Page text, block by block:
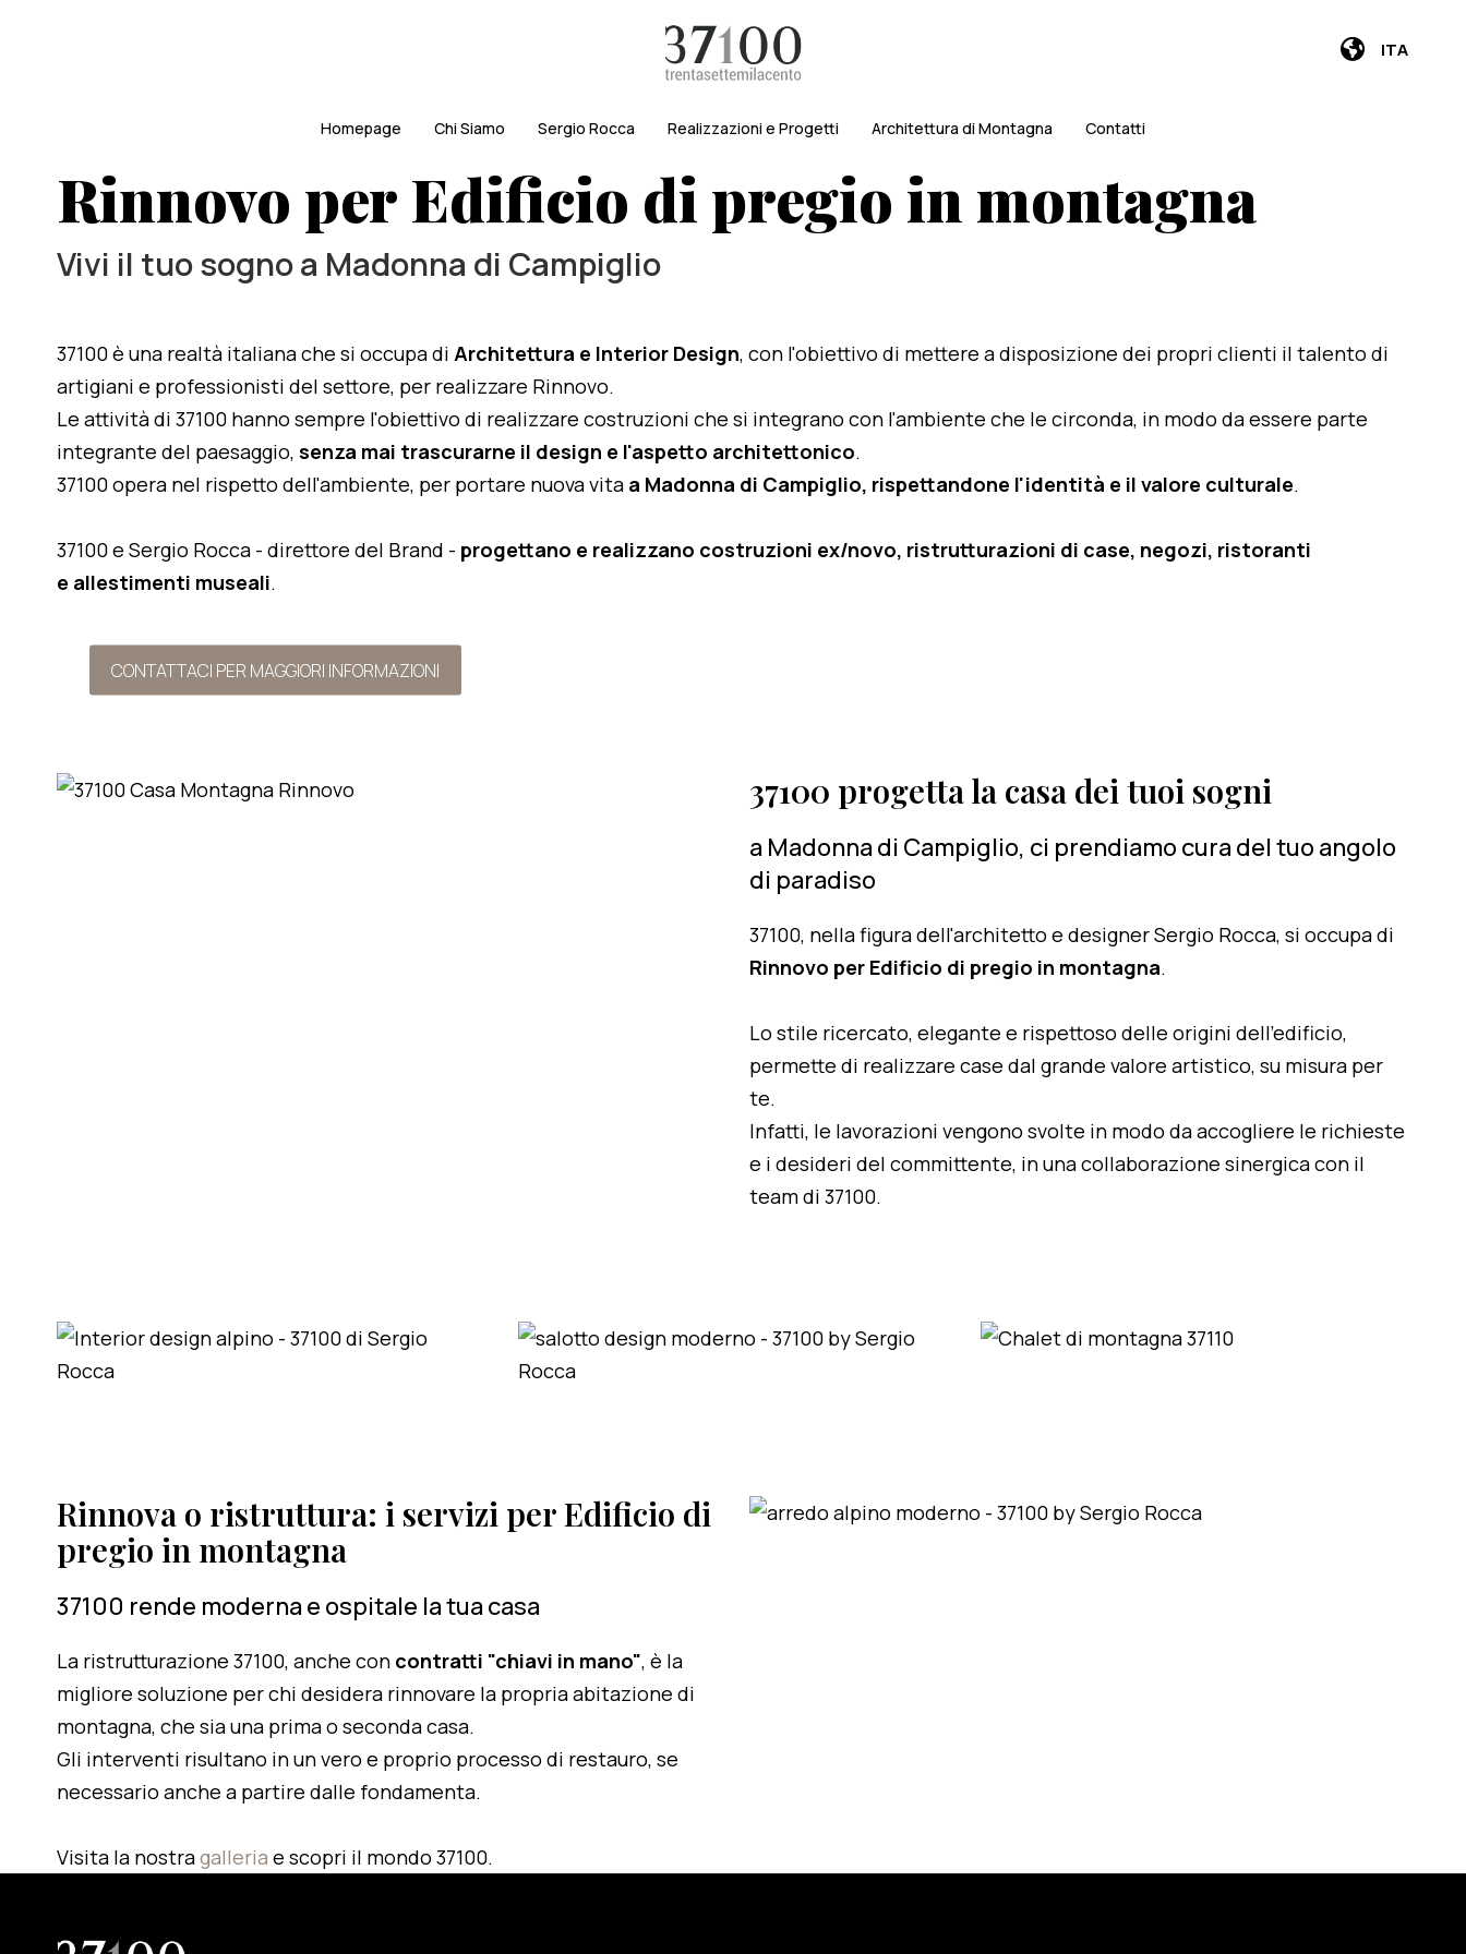
ITA
Homepage Chi Siamo Sergio Rocca Realizzazioni e Progetti Architettura di Montagna Contatti
Rinnovo per Edificio di pregio in montagna
Vivi il tuo sogno a Madonna di Campiglio
37100 è una realtà italiana che si occupa di Architettura e Interior Design, con l'obiettivo di mettere a disposizione dei propri clienti il talento di
artigiani e professionisti del settore, per realizzare Rinnovo.
Le attività di 37100 hanno sempre l'obiettivo di realizzare costruzioni che si integrano con l'ambiente che le circonda, in modo da essere parte
integrante del paesaggio, senza mai trascurarne il design e l'aspetto architettonico.
37100 opera nel rispetto dell'ambiente, per portare nuova vita a Madonna di Campiglio, rispettandone l'identità e il valore culturale.
37100 e Sergio Rocca - direttore del Brand - progettano e realizzano costruzioni ex/novo, ristrutturazioni di case, negozi, ristoranti
e allestimenti museali.
CONTATTACI PER MAGGIORI INFORMAZIONI
37100 progetta la casa dei tuoi sogni
a Madonna di Campiglio, ci prendiamo cura del tuo angolo
di paradiso
37100, nella figura dell'architetto e designer Sergio Rocca, si occupa di
Rinnovo per Edificio di pregio in montagna.
Lo stile ricercato, elegante e rispettoso delle origini dell'edificio,
permette di realizzare case dal grande valore artistico, su misura per
te.
Infatti, le lavorazioni vengono svolte in modo da accogliere le richieste
e i desideri del committente, in una collaborazione sinergica con il
team di 37100.
Rinnova o ristruttura: i servizi per Edificio di
pregio in montagna
37100 rende moderna e ospitale la tua casa
La ristrutturazione 37100, anche con contratti "chiavi in mano", è la
migliore soluzione per chi desidera rinnovare la propria abitazione di
montagna, che sia una prima o seconda casa.
Gli interventi risultano in un vero e proprio processo di restauro, se
necessario anche a partire dalle fondamenta.
Visita la nostragalleria e scopri il mondo 37100.